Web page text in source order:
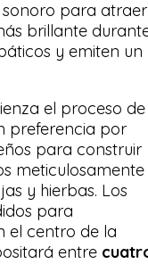
para atraer
brillante
y emiten un
el proceso de
preferencia por
para construir
meticulosamente
y hierbas. Los
para
el centro de la
entre